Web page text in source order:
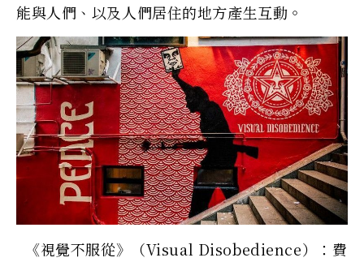
能與人們、以及人們居住的地方產生互動。
《視覺不服從》（Visual Disobedience）：費